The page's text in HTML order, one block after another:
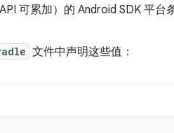
可累加）的 Android SDK 平台
文件中声明这些值：